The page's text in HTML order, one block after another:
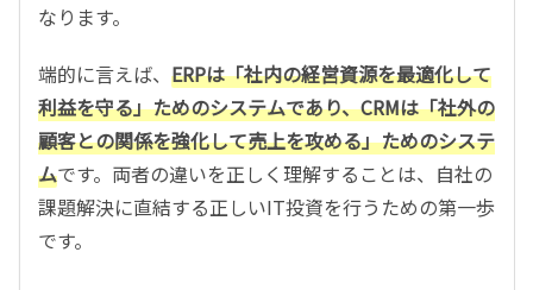
なります。
端的に言えば、 ERPは「社内の経営資源を最適化して
利益を守る」ためのシステムであり、CRMは「社外の
顧客との関係を強化して売上を攻める」ためのシステ
ムです。両者の違いを正しく理解することは、自社の
課題解決に直結する正しいIT投資を行うための第一歩
です。